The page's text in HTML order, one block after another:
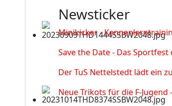
Newsticker
Minikicker -
Save the Date - Das Sportfest
Der TuS Nettelstedt lädt ein
Neue Trikots für die F-Jugend